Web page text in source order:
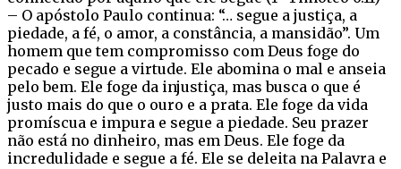
– O apóstolo Paulo continua: “… segue a justiça, a
piedade, a fé, o amor, a constância, a mansidão”. Um
homem que tem compromisso com Deus foge do
pecado e segue a virtude. Ele abomina o mal e anseia
pelo bem. Ele foge da injustiça, mas busca o que é
justo mais do que o ouro e a prata. Ele foge da vida
promíscua e impura e segue a piedade. Seu prazer
não está no dinheiro, mas em Deus. Ele foge da
incredulidade e segue a fé. Ele se deleita na Palavra e